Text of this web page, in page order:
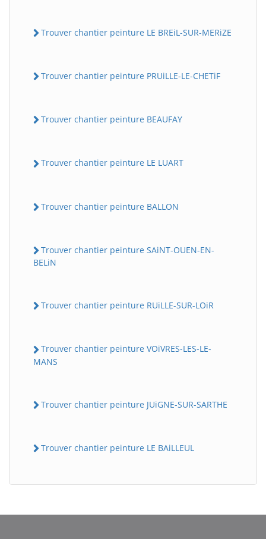
Trouver chantier peinture LE BREiL-SUR-MERiZE
Trouver chantier peinture PRUiLLE-LE-CHETiF
Trouver chantier peinture BEAUFAY
Trouver chantier peinture LE LUART
Trouver chantier peinture BALLON
Trouver chantier peinture SAiNT-OUEN-EN-
BELiN
Trouver chantier peinture RUiLLE-SUR-LOiR
Trouver chantier peinture VOiVRES-LES-LE-
MANS
Trouver chantier peinture JUiGNE-SUR-SARTHE
Trouver chantier peinture LE BAiLLEUL
BatiWebPro